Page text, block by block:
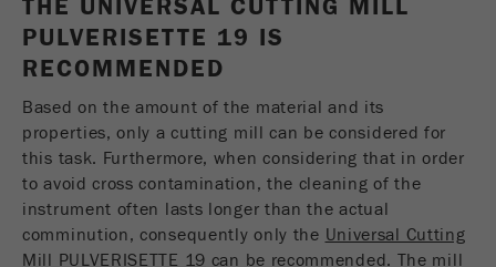
visitante puder ser determinada, o cookie não
será alterado. Dessa maneira, o Google
Analytics pode associar informações de
comércio eletrônico, a uma fonte de visitantes.
O cookie não contém informações.
Ciclo de
vida cookie
THE UNIVERSAL CUTTING MILL
PULVERISETTE 19 IS
RECOMMENDED
Based on the amount of the material and its
properties, only a cutting mill can be considered for
this task. Furthermore, when considering that in order
to avoid cross contamination, the cleaning of the
instrument often lasts longer than the actual
comminution, consequently only the Universal Cutting
Mill PULVERISETTE 19 can be recommended. The mill